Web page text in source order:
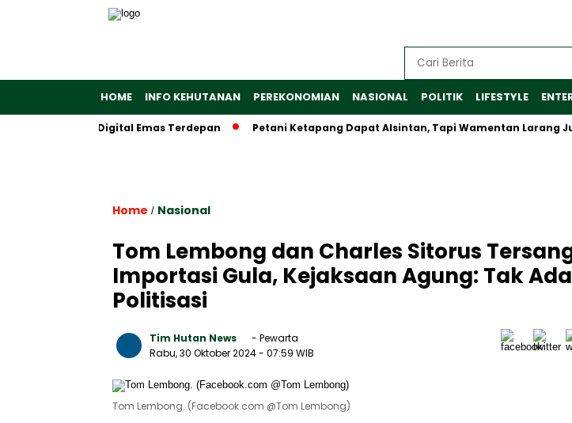
HOME INFO KEHUTANAN PEREKONOMIAN NASIONAL POLITIK LIFESTYLE
Digital Emas Terdepan Petani Ketapang Dapat Alsintan, Tapi Wamentan Larang Jual-
Home / Nasional
Tom Lembong dan Charles Sitorus
Importasi Gula, Kejaksaan Agung: Tak
Politisasi
Tim Hutan News
- Pewarta
Rabu, 30 Oktober 2024- 07:59 WIB
Tom Lembong. (Facebook.com @Tom Lembong)